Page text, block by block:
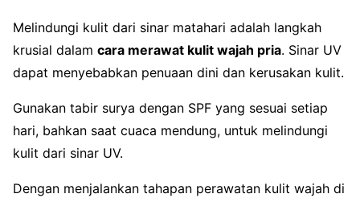
Melindungi kulit dari sinar matahari adalah langkah
krusial dalam cara merawat kulit wajah pria. Sinar UV
dapat menyebabkan penuaan dini dan kerusakan kulit.
Gunakan tabir surya dengan SPF yang sesuai setiap
hari, bahkan saat cuaca mendung, untuk melindungi
kulit dari sinar UV.
Dengan menjalankan tahapan perawatan kulit wajah di